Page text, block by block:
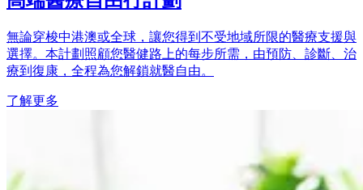
無論穿梭中港澳或全球，讓您得到不受地域所限的醫療支援與
選擇。本計劃照顧您醫健路上的每步所需，由預防、診斷、治
療到復康，全程為您解鎖就醫自由。
了解更多